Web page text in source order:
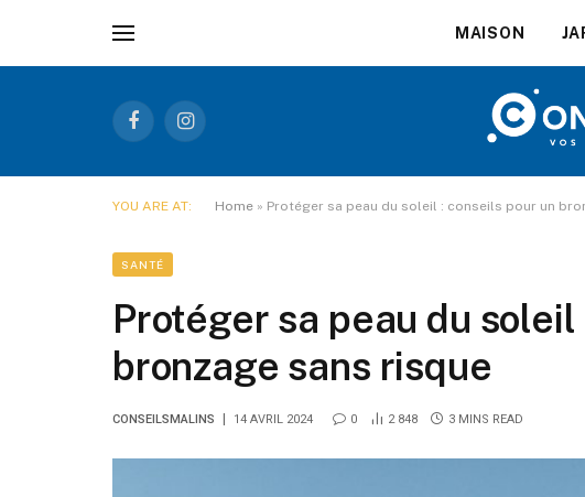
MAISON
FacebookInstagram
YOU ARE AT: Home » Protéger sa peau du soleil : conseils pour un
SANTÉ
Protéger sa peau du
bronzage sans risque
CONSEILSMALINS 14 AVRIL 2024 0 2 848 3 MINS READ